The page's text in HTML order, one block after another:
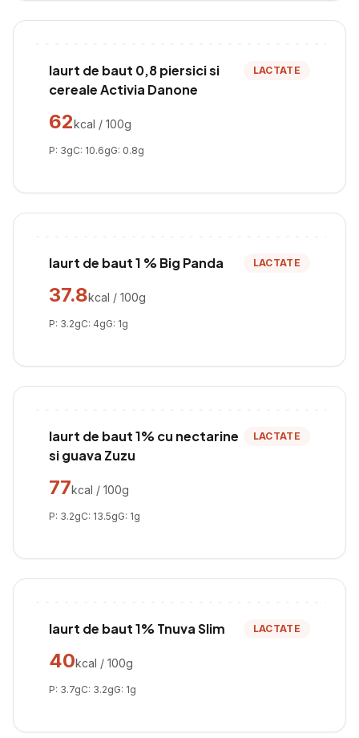
Iaurt de baut 0,8 piersici si
cereale Activia Danone
LACTATE
62kcal / 100g
P: 3gC: 10.6gG: 0.8g
Iaurt de baut 1 % Big Panda LACTATE
37.8kcal / 100g
P: 3.2gC: 4gG: 1g
Iaurt de baut 1% cu nectarine
si guava Zuzu
LACTATE
77kcal / 100g
P: 3.2gC: 13.5gG: 1g
Iaurt de baut 1% Tnuva Slim LACTATE
40kcal / 100g
P: 3.7gC: 3.2gG: 1g